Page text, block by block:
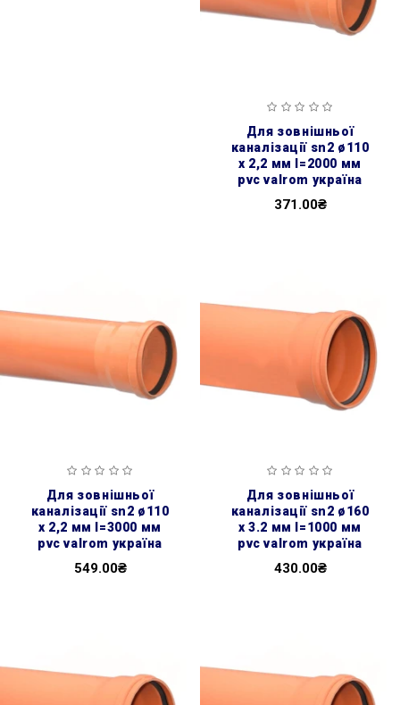
для зовнішньої
каналізації sn2 ø110
x 2,2 мм l=2000 мм
pvc valrom україна
371.00₴
для зовнішньої
каналізації sn2 ø110
x 2,2 мм l=3000 мм
pvc valrom україна
549.00₴
для зовнішньої
каналізації sn2 ø160
x 3.2 мм l=1000 мм
pvc valrom україна
430.00₴